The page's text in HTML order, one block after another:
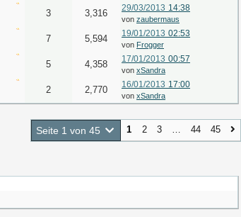
3 3,316 29/03/2013 14:38
von zaubermaus
7 5,594 19/01/2013 02:53
von Frogger
5 4,358 17/01/2013 00:57
von xSandra
2 2,770 16/01/2013 17:00
von xSandra
Seite 1 von 45 1 2 3 … 44 45